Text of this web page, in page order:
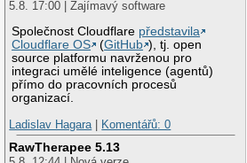
5.8. 17:00 | Zajímavý software
Společnost Cloudflare představila
Cloudflare OS
(GitHub ), tj. open
source platformu navrženou pro
integraci umělé inteligence (agentů)
přímo do pracovních procesů
organizací.
Ladislav Hagara
Komentářů: 0
RawTherapee 5.13